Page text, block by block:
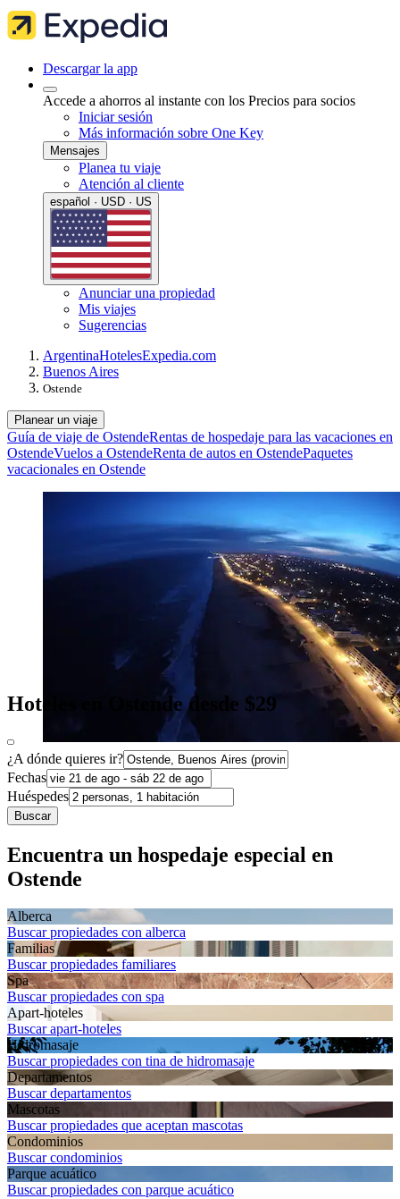
Descargar la app
Accede a ahorros al instante con los Precios para socios
Iniciar sesión
Más información sobre One Key
Mensajes
Planea tu viaje
Atención al cliente
español · USD · US
Anunciar una propiedad
Mis viajes
Sugerencias
ArgentinaHotelesExpedia.com
Buenos Aires
Ostende
Planear un viaje
Guía de viaje de OstendeRentas de hospedaje para las vacaciones en
OstendeVuelos a OstendeRenta de autos en OstendePaquetes
vacacionales en Ostende
Hoteles en Ostende desde $29
¿A dónde quieres ir?
Fechas
Huéspedes
Buscar
Encuentra un hospedaje especial en
Ostende
Alberca
Buscar propiedades con alberca
Familias
Buscar propiedades familiares
Spa
Buscar propiedades con spa
Apart-hoteles
Buscar apart-hoteles
Hidromasaje
Buscar propiedades con tina de hidromasaje
Departa­mentos
Buscar departamentos
Mascotas
Buscar propiedades que aceptan mascotas
Condominios
Buscar condominios
Parque acuático
Buscar propiedades con parque acuático